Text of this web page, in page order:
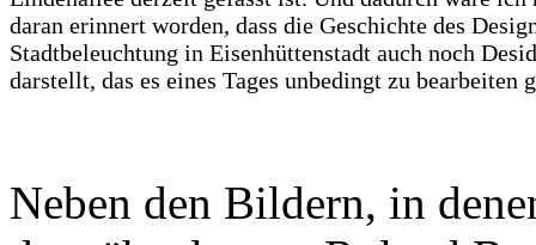
daran erinnert worden, dass die Geschichte des
Stadtbeleuchtung in Eisenhüttenstadt auch noch
darstellt, das es eines Tages unbedingt zu bearbeiten
Neben den Bildern, in